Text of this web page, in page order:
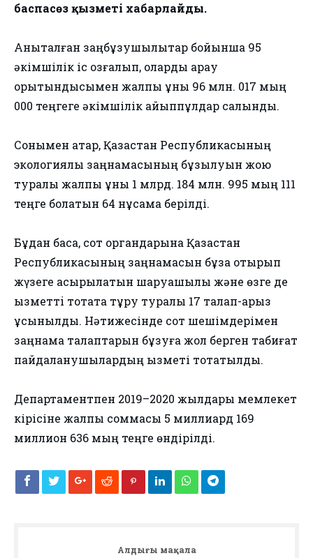
баспасөз қызметі хабарлайды.
Анықталған заңбұзушылықтар бойынша 95
әкімшілік іс қозғалып, оларды қарау
қорытындысымен жалпы құны 96 млн. 017 мың
000 теңгеге әкімшілік айыппұлдар салынды.
Сонымен қатар, Қазақстан Республикасының
экологиялық заңнамасының бұзылуын жою
туралы жалпы құны 1 млрд. 184 млн. 995 мың 111
теңге болатын 64 нұсқама берілді.
Бұдан басқа, сот органдарына Қазақстан
Республикасының заңнамасын бұза отырып
жүзеге асырылатын шаруашылық және өзге де
қызметтi тоқтата тұру туралы 17 талап-арыз
ұсынылды. Нәтижесінде сот шешімдерімен
заңнама талаптарын бұзуға жол берген табиғат
пайдаланушылардың қызметі тоқтатылды.
Департаментпен 2019–2020 жылдары мемлекет
кірісіне жалпы соммасы 5 миллиард 169
миллион 636 мың теңге өндірілді.
Алдыңғы мақала